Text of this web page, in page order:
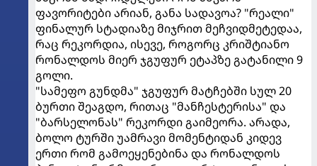
ფავორიტები არიან, განა სადავოა? "რეალი"
ფინალურ სტადიაზე მიჯრით მეჩვიდმეტედაა,
რაც რეკორდია, ისევე, როგორც კრიშტიანო
რონალდოს მიერ ჯგუფურ ეტაპზე გატანილი 9
გოლი.
"სამეფო გუნდმა" ჯგუფურ მატჩებში სულ 20
ბურთი შეაგდო, რითაც "მანჩესტერისა" და
"ბარსელონას" რეკორდი გაიმეორა. არადა,
ბოლო ტურში უამრავი მომენტიდან კიდევ
ერთი რომ გამოეყენებინა და რონალდოს